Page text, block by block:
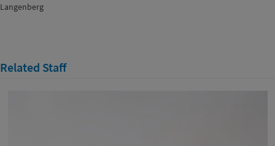
Langenberg
Related Staff